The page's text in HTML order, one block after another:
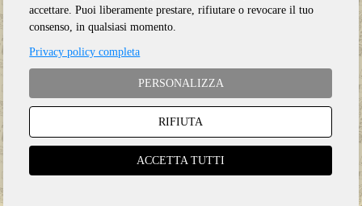
Anno:2026
accettare. Puoi liberamente prestare, rifiutare o revocare il tuo
consenso, in qualsiasi momento.
Privacy policy completa
PERSONALIZZA
RIFIUTA
ACCETTA TUTTI